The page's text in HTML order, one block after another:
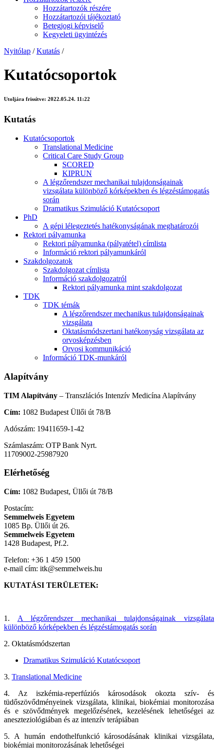
Hozzátartozók részére
Hozzátartozói tájékoztató
Betegjogi képviselő
Kegyeleti ügyintézés
Nyitólap / Kutatás /
Kutatócsoportok
Utoljára frissítve: 2022.05.24. 11:22
Kutatás
Kutatócsoportok
Translational Medicine
Critical Care Study Group
SCORED
KIPRUN
A légzőrendszer mechanikai tulajdonságainak
vizsgálata különböző kórképekben és légzéstámogatás
során
Dramatikus Szimuláció Kutatócsoport
PhD
A gépi lélegeztetés hatékonyságának meghatározói
Rektori pályamunka
Rektori pályamunka (pályatétel) címlista
Információ rektori pályamunkáról
Szakdolgozatok
Szakdolgozat címlista
Információ szakdolgozatról
Rektori pályamunka mint szakdolgozat
TDK
TDK témák
A légzőrendszer mechanikus tulajdonságainak
vizsgálata
Oktatásmódszertani hatékonyság vizsgálata az
orvosképzésben
Orvosi kommunikáció
Információ TDK-munkáról
Alapítvány
TIM Alapítvány – Transzlációs Intenzív Medicína Alapítvány
Cím: 1082 Budapest Üllői út 78/B
Adószám: 19411659-1-42
Számlaszám: OTP Bank Nyrt.
11709002-25987920
Elérhetőség
Cím: 1082 Budapest, Üllői út 78/B
Postacím:
Semmelweis Egyetem
1085 Bp. Üllői út 26.
Semmelweis Egyetem
1428 Budapest, Pf.2.
Telefon: +36 1 459 1500
e-mail cím: itk@semmelweis.hu
KUTATÁSI TERÜLETEK:
1. A légzőrendszer mechanikai tulajdonságainak vizsgálata
különböző kórképekben és légzéstámogatás során
2. Oktatásmódszertan
Dramatikus Szimuláció Kutatócsoport
3. Translational Medicine
4. Az iszkémia-reperfúziós károsodások okozta szív- és
tüdőszövődményeinek vizsgálata, klinikai, biokémiai monitorozása
és e szövődmények megelőzésének, kezelésének lehetőségei az
aneszteziológiában és az intenzív terápiában
5. A humán endothelfunkció károsodásának klinikai vizsgálata,
biokémiai monitorozásának lehetőségei